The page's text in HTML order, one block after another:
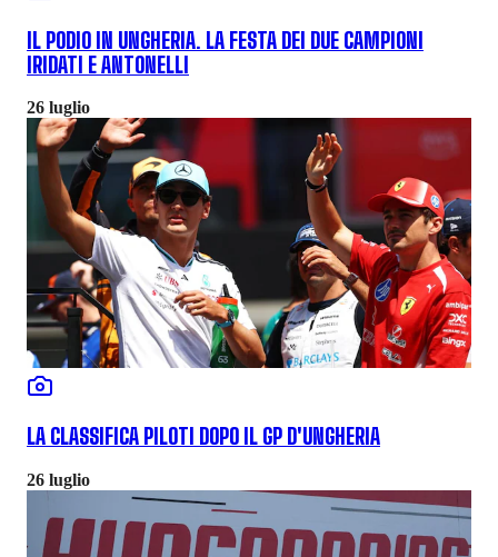
IL PODIO IN UNGHERIA. LA FESTA DEI DUE CAMPIONI
IRIDATI E ANTONELLI
26 luglio
LA CLASSIFICA PILOTI DOPO IL GP D'UNGHERIA
26 luglio